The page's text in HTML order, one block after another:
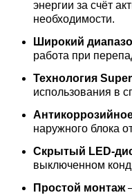
энергии за счёт
необходимости.
Широкий
работа при
Технология
использования в
наружного блока
Скрытый
выключенном
Простой монтаж